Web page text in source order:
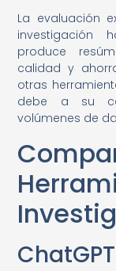
La evaluación
investigación
produce
calidad y
otras
debe a su
volúmenes de